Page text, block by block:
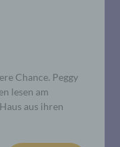
Chance. Peggy
lesen am
aus ihren